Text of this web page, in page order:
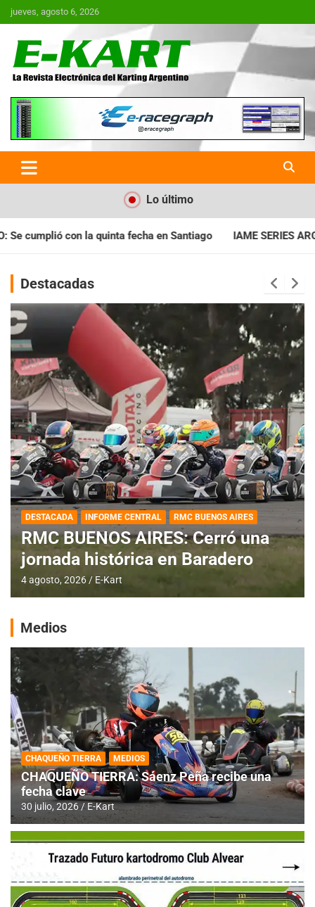
Saltar
al
jueves, agosto 6, 2026
E-Kart.com.ar | La Revista
Electrónica del Karting en
Argentina
Lo último
en Santiago IAME SERIES ARGENTINA: Horarios para la
Destacadas
DESTACADA INFORME CENTRAL RMC BUENOS AIRES
RMC BUENOS AIRES: Cerró una
jornada histórica en Baradero
4 agosto, 2026 E-Kart
Medios
CHAQUEÑO TIERRA MEDIOS
CHAQUEÑO TIERRA: Sáenz Peña recibe una
fecha clave
30 julio, 2026 E-Kart